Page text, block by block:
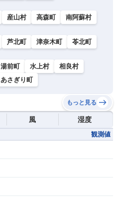
産山村 高森町 南阿蘇村
芦北町 津奈木町 苓北町
湯前町 水上村
相良村
あさぎり町
もっと見る
風 湿度
観測値